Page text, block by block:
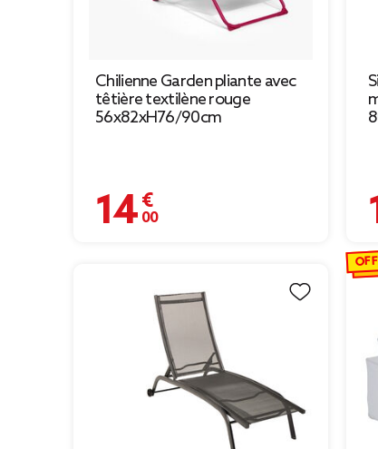
Chilienne Garden pliante avec
têtière textilène rouge
56x82xH76/90cm
14,00 €